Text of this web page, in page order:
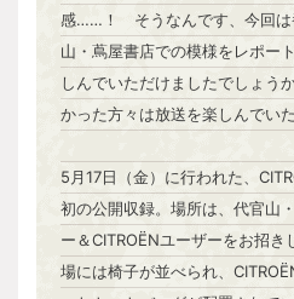
感……！ そうなんです、今回は
山・蔦屋書店での模様をレポ
しんでいただけましたでしょう
かった方々は放送を楽しんでい
5月17日（金）に行われた、
初の公開収録。場所は、代官山
ー＆CITROËNユーザーをお招
場には椅子が並べられ、